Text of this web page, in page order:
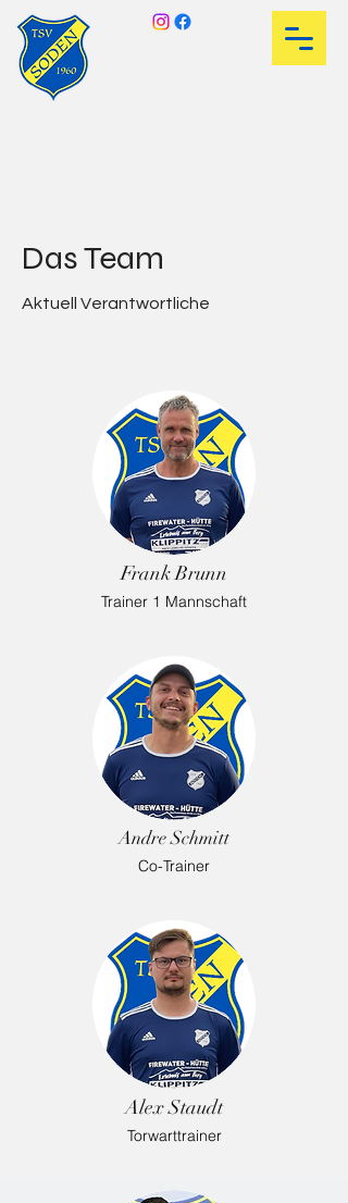
Das Team
Aktuell Verantwortliche
Frank Brunn
Trainer 1 Mannschaft
Andre Schmitt
Co-Trainer
Alex Staudt
Torwarttrainer